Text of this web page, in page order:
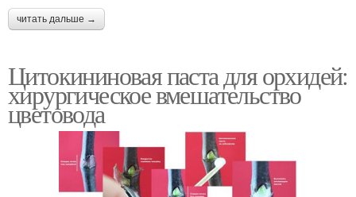
читать дальше →
Цитокининовая паста для орхидей:
хирургическое вмешательство
цветовода